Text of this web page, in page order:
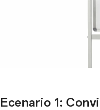
Ecenario 1: